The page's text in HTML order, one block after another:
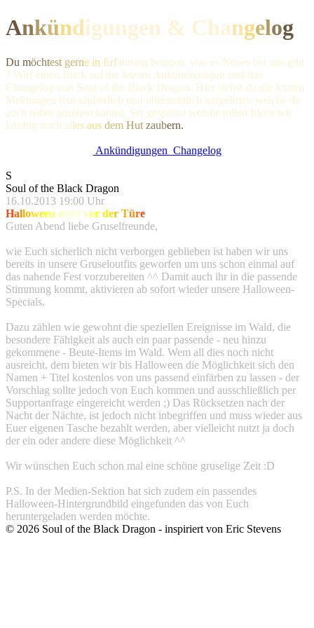
Ankündigungen & Changelog
Du möchtest gerne in Erfahrung bringen, was es Neues bei uns gibt
? Wirf einen Blick auf die letzten Ankündigungen und das
Changelog von Soul of the Black Dragon. Hier siehst du die letzten
Meldungen fein säuberlich und übersichtlich aufgelistet, welche du
auch näher ansehen kannst. Sei gespannt welche tollen Ideen wir
künftig noch alles aus dem Hut zaubern.
Ankündigungen Changelog
S
Soul of the Black Dragon
16.10.2013 19:00 Uhr
Halloween steht vor der Türe
Guten Abend liebe Gruselfreunde,
wie Euch sicherlich nicht verborgen geblieben ist haben wir uns
bereits in unsere Gruseloutfits geworfen um uns schon einmal auf
das nahende Fest vorzubereiten ^^ Damit auch ihr in die passende
Stimmung kommt, aktivieren ab sofort wieder unsere Halloween-
Specials.
Dazu zählen wie gewohnt die speziellen Ereignisse im Wald, die
besondere Fähigkeit als auch ein paar passende - neu hinzu
gekommene - Beute-Items im Wald. Wem all dies noch nicht
ausreicht, dem bieten wir bis Halloween die Möglichkeit sich den
Namen + Titel kostenlos von uns passend einfärben zu lassen - der
Vorschlag sollte jedoch von Euch kommen und ausschließlich per
Supportanfrage eingereicht werden ;) Das Rücksetzen nach der
Nacht der Nächte, ist jedoch nicht inbegriffen und muss wieder aus
Euer eigenen Tasche bezahlt werden, aber vielleicht nutzt ja doch
der ein oder andere diese Möglichkeit ^^
Wir wünschen Euch schon mal eine schöne gruselige Zeit :D
P.S. In der Medien-Sektion hat sich zudem ein passendes
Halloween-Hintergrundbild eingefunden das von Euch
heruntergeladen werden möchte.
© 2026 Soul of the Black Dragon - inspiriert von Eric Stevens